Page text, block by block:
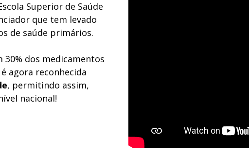
Superior de Saúde
que tem levado
de saúde primários.
30% dos medicamentos
agora reconhecida
, permitindo assim,
nacional!